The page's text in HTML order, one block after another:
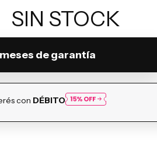
SIN STOCK
de garantía
con DÉBITO